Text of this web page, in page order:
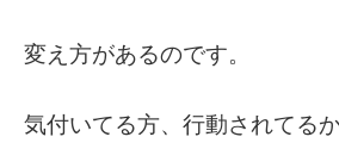
変え方があるのです。
気付いてる方、行動されてるか